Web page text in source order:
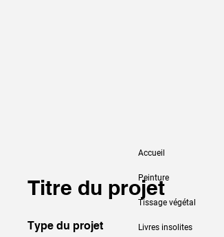
Titre du projet
Type du projet
Accueil
Peinture
Tissage végétal
Livres insolites